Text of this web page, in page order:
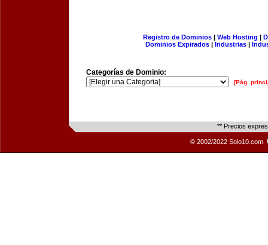
Registro de Dominios| Web Hosting |
Dominios Expirados | Industrias |
Categorías de Dominio:
[Pág.
** Precios
© 2002/2022 Solo10.com